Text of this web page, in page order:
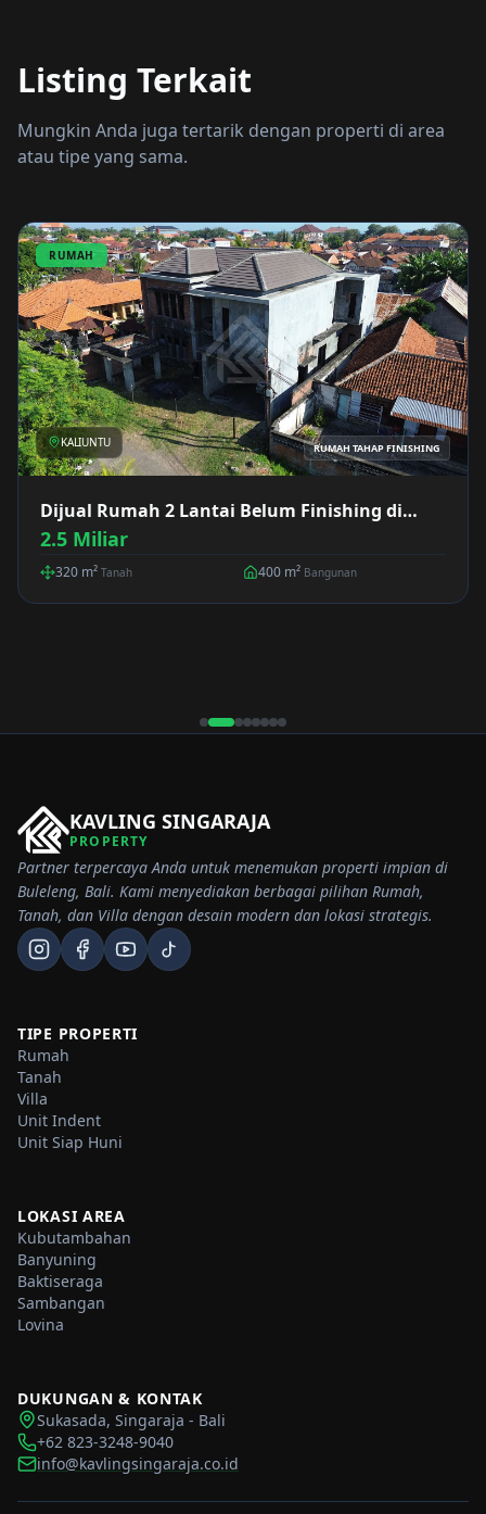
Listing Terkait
Mungkin Anda juga tertarik dengan properti di area
atau tipe yang sama.
RUMAH
KALIUNTU RUMAH TAHAP FINISHING
Dijual Rumah 2 Lantai Belum Finishing di
Kaliuntu
2.5 Miliar
320 m² Tanah 400 m² Bangunan
KAVLING SINGARAJA
PROPERTY
Partner terpercaya Anda untuk menemukan properti impian di
Buleleng, Bali. Kami menyediakan berbagai pilihan Rumah,
Tanah, dan Villa dengan desain modern dan lokasi strategis.
TIPE PROPERTI
Rumah
Tanah
Villa
Unit Indent
Unit Siap Huni
LOKASI AREA
Kubutambahan
Banyuning
Baktiseraga
Sambangan
Lovina
DUKUNGAN & KONTAK
Sukasada, Singaraja - Bali
+62 823-3248-9040
info@kavlingsingaraja.co.id